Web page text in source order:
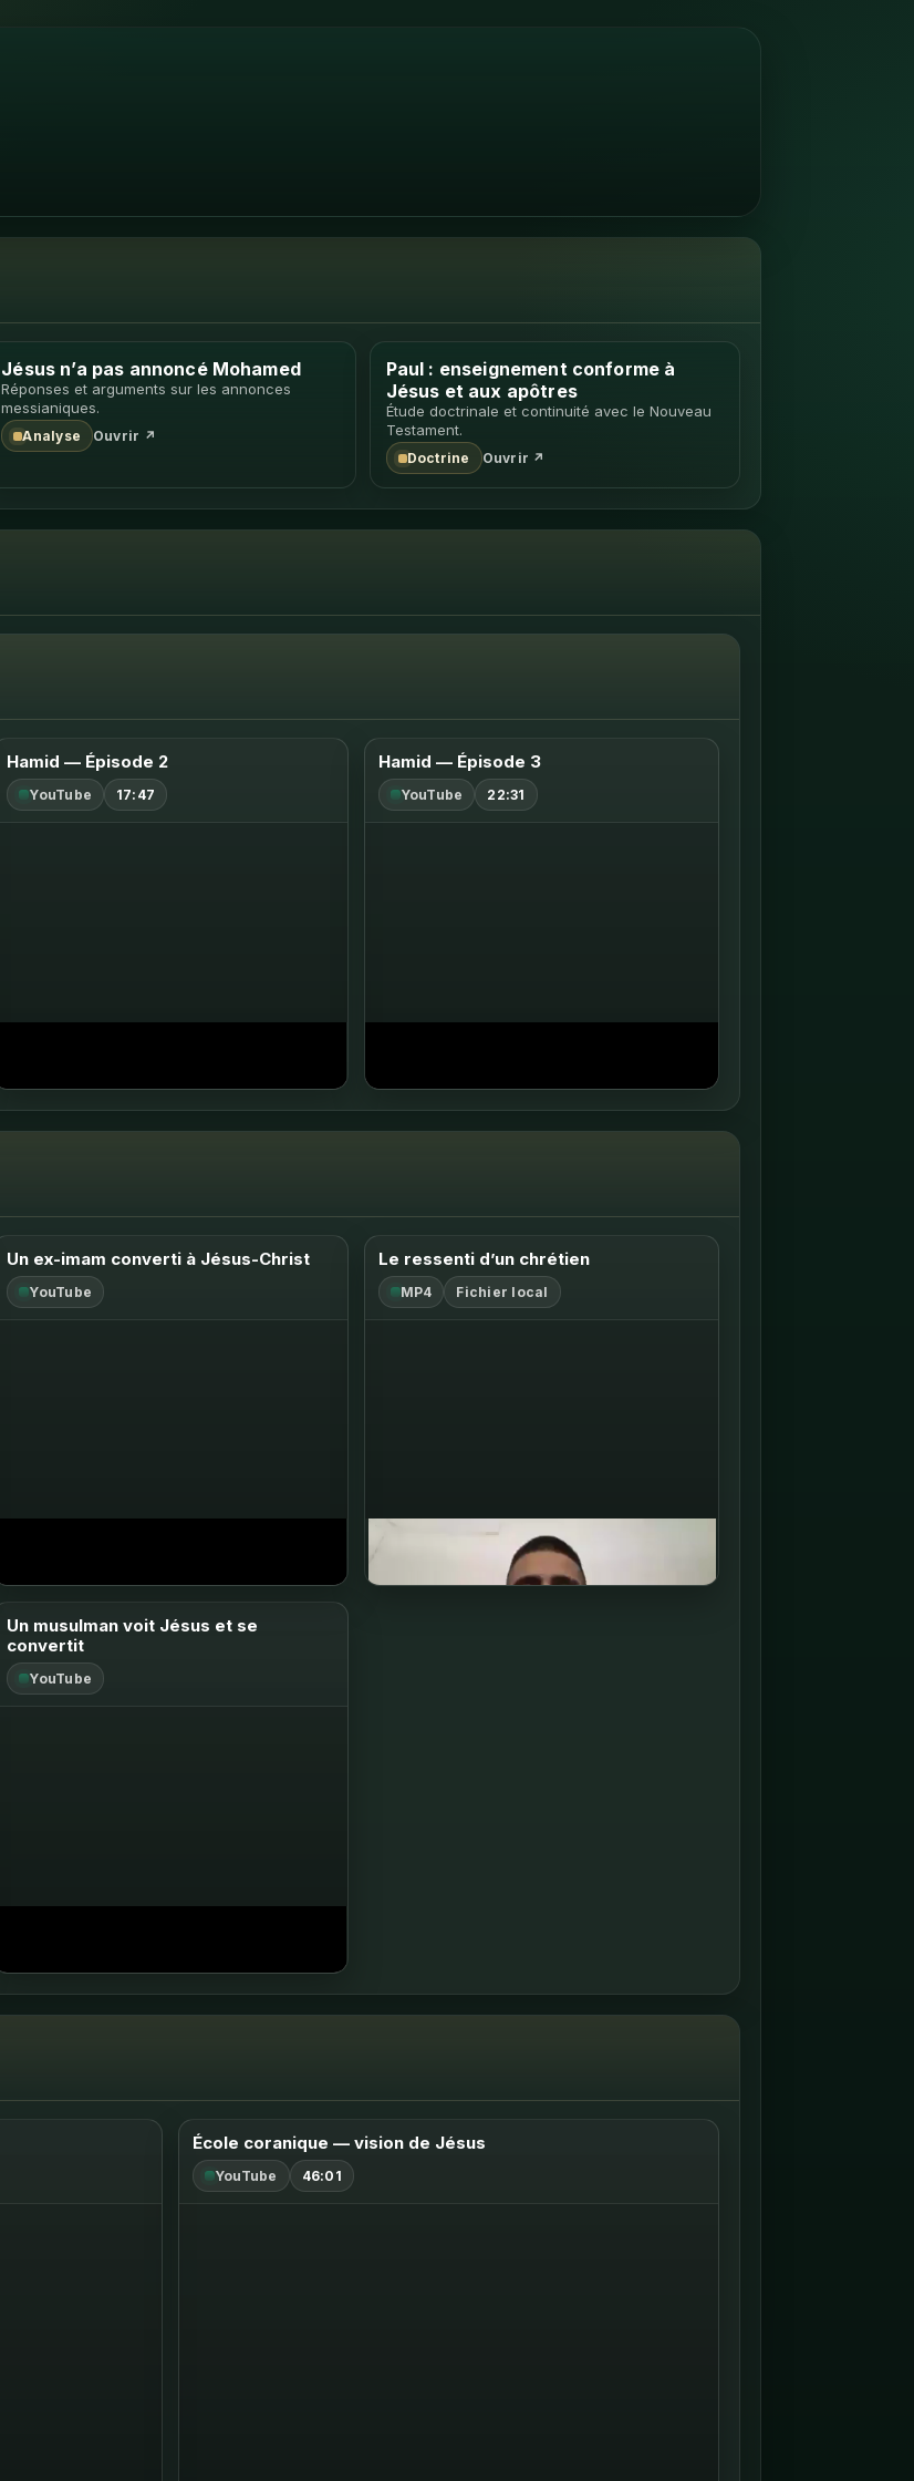
Jésus n’a pas annoncé Mohamed
Réponses et arguments sur les annonces
messianiques.
Analyse Ouvrir ↗
Paul : enseignement conforme à
Jésus et aux apôtres
Étude doctrinale et continuité avec le Nouveau
Testament.
Doctrine Ouvrir ↗
Hamid — Épisode 2
YouTube 17:47
Hamid — Épisode 3
YouTube 22:31
Un ex-imam converti à Jésus-Christ
YouTube
Le ressenti d’un chrétien
MP4 Fichier local
Ouvrir le fichier ↗
Un musulman voit Jésus et se
convertit
YouTube
École coranique — vision de Jésus
YouTube 46:01